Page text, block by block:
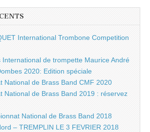
International Trombone Competition
International de trompette Maurice André
2020: Edition spéciale
National de Brass Band CMF 2020
National de Brass Band 2019 : réservez
National de Brass Band 2018
– TREMPLIN LE 3 FEVRIER 2018